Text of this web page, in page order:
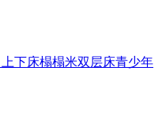
下床榻榻米双层床青少年